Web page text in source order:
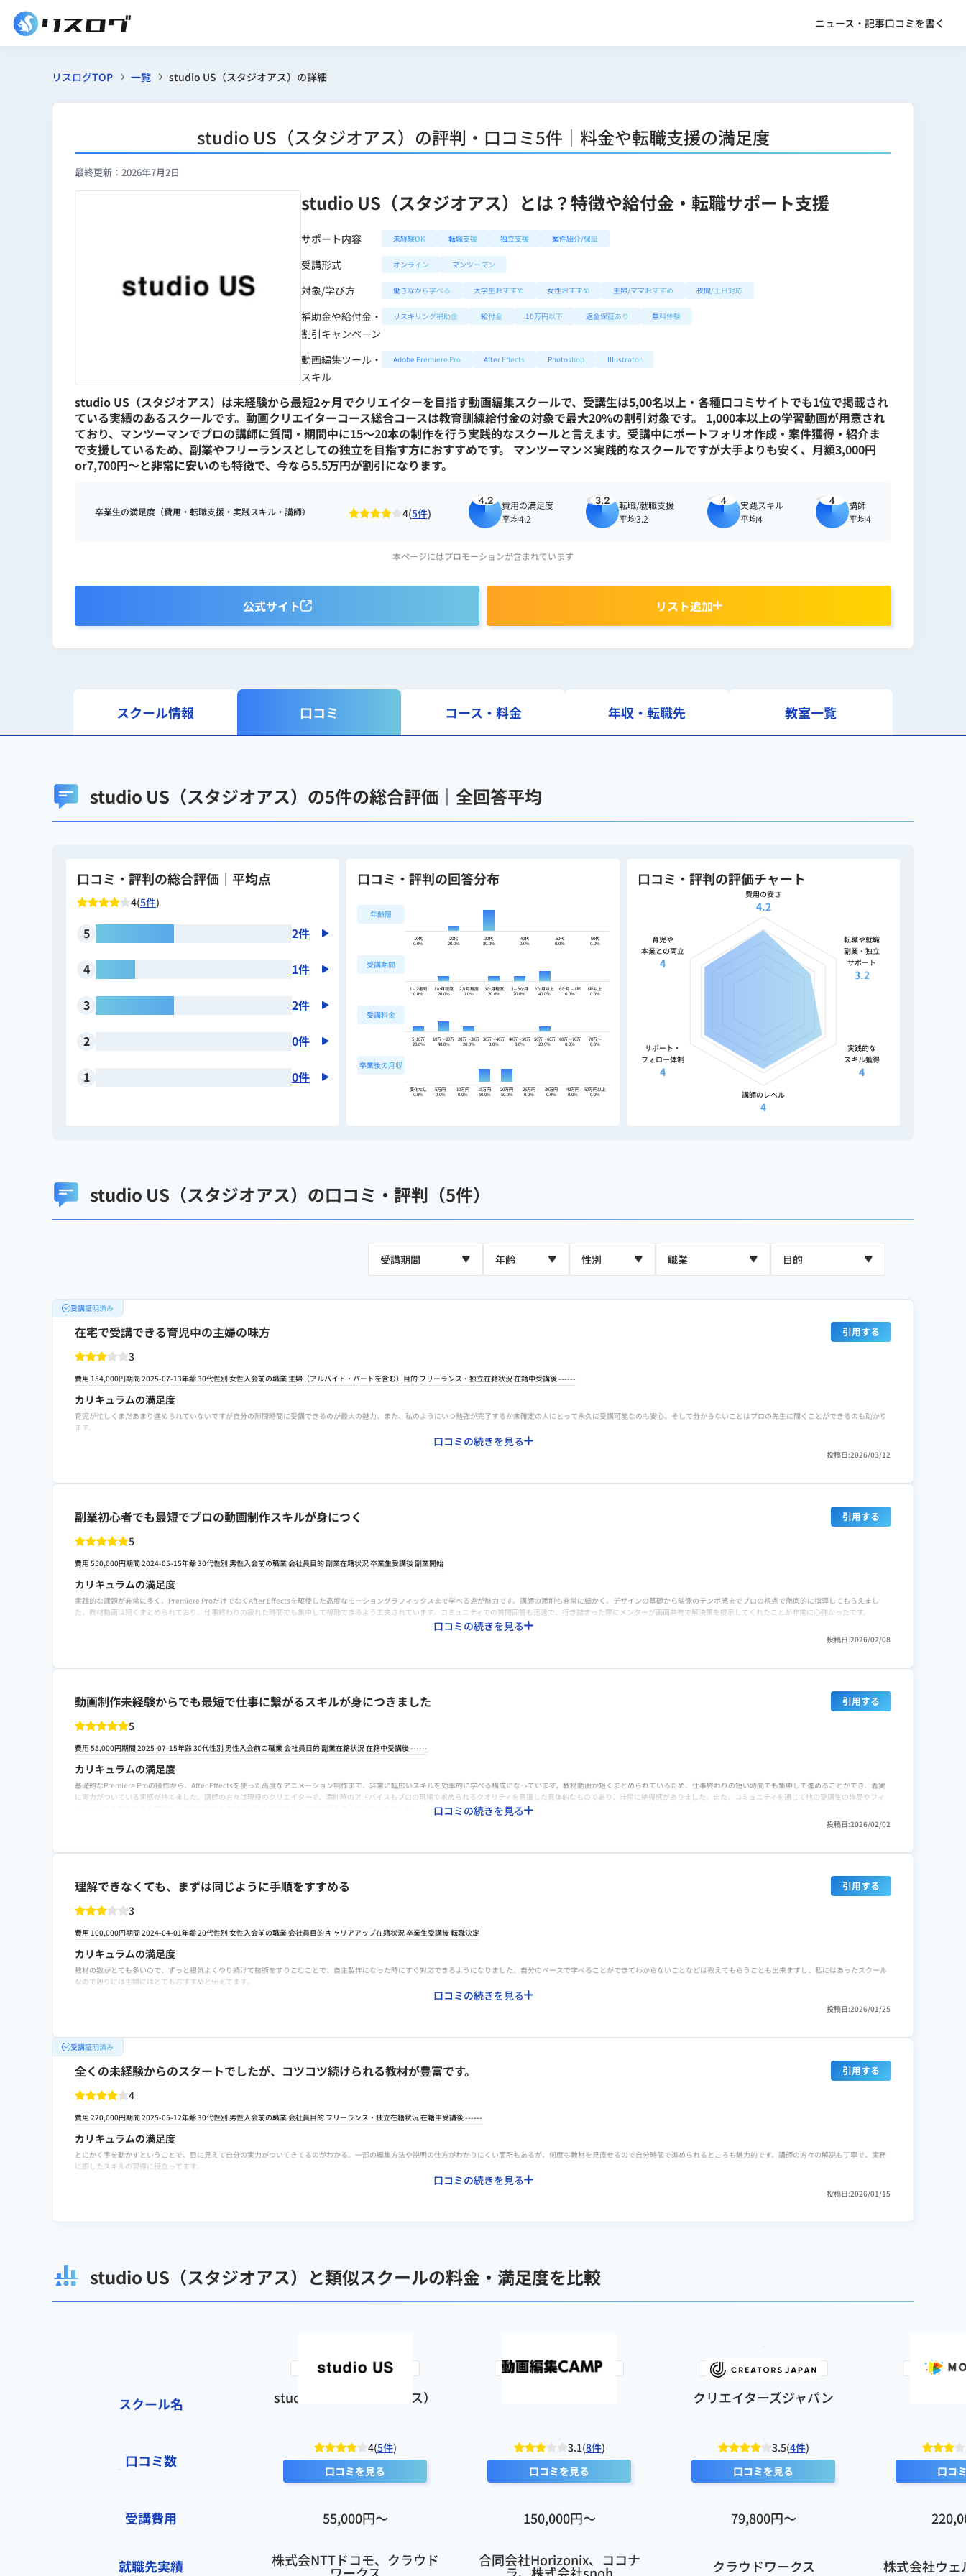
ニュース・記事口コミを書く
リスログTOP 一覧 studio US（スタジオアス）の詳細
studio US（スタジオアス）の評判・口コミ5件｜料金や転職支援の満足度
最終更新：2026年7月2日
studio US（スタジオアス）とは？特徴や給付金・転職サポート支援
サポート内容 未経験OK 転職支援 独立支援 案件紹介/保証
受講形式 オンライン マンツーマン
対象/学び方 働きながら学べる 大学生おすすめ 女性おすすめ 主婦/ママおすすめ 夜間/土日対応
補助金や給付金・
割引キャンペーン
リスキリング補助金 給付金 10万円以下 返金保証あり 無料体験
動画編集ツール・
スキル
Adobe Premiere Pro After Effects Photoshop Illustrator
studio US（スタジオアス）は未経験から最短2ヶ月でクリエイターを目指す動画編集スクールで、受講生は5,00名以上・各種口コミサイトでも1位で掲載され
ている実績のあるスクールです。動画クリエイターコース総合コースは教育訓練給付金の対象で最大20%の割引対象です。 1,000本以上の学習動画が用意され
ており、マンツーマンでプロの講師に質問・期間中に15〜20本の制作を行う実践的なスクールと言えます。受講中にポートフォリオ作成・案件獲得・紹介ま
で支援しているため、副業やフリーランスとしての独立を目指す方におすすめです。 マンツーマン×実践的なスクールですが大手よりも安く、月額3,000円
or7,700円〜と非常に安いのも特徴で、今なら5.5万円が割引になります。
卒業生の満足度（費用・転職支援・実践スキル・講師） 4(5件)
4.2
費用の満足度
平均4.2
3.2
転職/就職支援
平均3.2
4
実践スキル
平均4
4
講師
平均4
本ページにはプロモーションが含まれています
公式サイト リスト追加
スクール情報 口コミ コース・料金 年収・転職先 教室一覧
studio US（スタジオアス）の5件の総合評価｜全回答平均
口コミ・評判の総合評価｜平均点
4(5件)
5 2件
4 1件
3 2件
2 0件
1 0件
口コミ・評判の回答分布
年齢層
10代
0.0%
20代
20.0%
30代
80.0%
40代
0.0%
50代
0.0%
60代
0.0%
受講期間
1～2週間
0.0%
1か月程度
20.0%
2カ月程度
0.0%
3か月程度
20.0%
3～5か月
20.0%
6か月以上
40.0%
6か月～1年
0.0%
1年以上
0.0%
受講料金
5~10万
20.0%
10万〜20万
40.0%
20万〜30万
20.0%
30万〜40万
0.0%
40万〜50万
0.0%
50万〜60万
20.0%
60万〜70万
0.0%
70万〜
0.0%
卒業後の月収
変化なし
0.0%
5万円
0.0%
10万円
0.0%
15万円
50.0%
20万円
50.0%
25万円
0.0%
30万円
0.0%
40万円
0.0%
50万円以上
0.0%
口コミ・評判の評価チャート
費用の安さ
4.2
育児や
本業との両立
4
転職や就職
副業・独立
サポート
3.2
サポート・
フォロー体制
4
実践的な
スキル獲得
4
講師のレベル
4
studio US（スタジオアス）の口コミ・評判（5件）
受講証明済み
在宅で受講できる育児中の主婦の味方 引用する
3
費用 154,000円期間 2025-07-13年齢 30代性別 女性入会前の職業 主婦（アルバイト・パートを含む） 目的 フリーランス・独立在籍状況 在籍中受講後------
カリキュラムの満足度
育児が忙しくまだあまり進められていないですが自分の隙間時間に受講できるのが最大の魅力。また、私のようにいつ勉強が完了するか未確定の人にとって永久に受講可能なのも安心。そして分からないことはプロの先生に聞くことができるのも助かり
ます。
転職や就職/副業・独立サポートの満足度
スクールへの改善ポイント
動画を視聴しながらの受講なので分かりづらい部分はどうしてもあり、動画で使用されているAdobeソフトの画面と自分自身が使用しているソフトの仕様が異なるとつまづいてしまう。なのでもう少しリモートで直接教えてもらえる時間が週に2、3回あ
ったら気軽に参加できてこまめに不明点を解消できると良い。
検討者向けにおすすめポイント
在宅受講なので自分自身を律すれば独立までの道が手厚く用意されているサービスだと思います。講師だけではなく、同じ受講生が質問した内容などを見ることのできる掲示板サービスなどもあり、助かります。
口コミの続きを見る
投稿日:2026/03/12
副業初心者でも最短でプロの動画制作スキルが身につく 引用する
5
費用 550,000円期間 2024-05-15年齢 30代性別 男性入会前の職業 会社員目的副業在籍状況 卒業生受講後副業開始
カリキュラムの満足度
実践的な課題が非常に多く、Premiere ProだけでなくAfter Effectsを駆使した高度なモーショングラフィックスまで学べる点が魅力です。講師の添削も非常に細かく、デザインの基礎から映像のテンポ感までプロの視点で徹底的に指導してもらえまし
た。教材動画は短くまとめられており、仕事終わりの疲れた時間でも集中して視聴できるよう工夫されています。コミュニティでの質問回答も迅速で、行き詰まった際にメンターが画面共有で解決策を提示してくれたことが非常に心強かったです。
ックも多く学べました。
案件紹介のコミュニティが活発で、スクール卒業後すぐに小規模な広告動画の制作案件を受注することができました。キャリア相談では、自分の今のスキルセットでどの価格帯の案件を狙うべきか具体的なアドバイスをもらえたのが大きかったです。特
る内容でした。
スクールへの改善ポイント
教材のアップデート頻度をもっと上げ、最新のAI動画生成ツールや流行の編集スタイルに関するトピックをより早くカリキュラムに反映してほしいです。また、受講生同士の横の繋がりを強化するためのオフラインイベントや、地域別のコミュニティがさ
らに充実すると、モチベーションの維持に繋がると感じました。案件紹介についても、中級者以上の高単価案件の枠がもう少し増えると、卒業後のステップアップがよりスムーズになると思います。メンターの指名制度などがあれば、なお満足度が高ま
るはずです。
動画編集を単なる作業としてではなく、稼げる技術として学びたい人に最適です。教材は24時間いつでも見放題なので、忙しい会社員でも自分のペースで進められます。講師は第一線で活躍するプロばかりで、現場で本当に必要な知識だけを効率よく吸
口コミの続きを見る
投稿日:2026/02/08
動画制作未経験からでも最短で仕事に繋がるスキルが身につきました 引用する
5
費用 55,000円期間 2025-07-15年齢 30代性別 男性入会前の職業 会社員目的副業在籍状況 在籍中受講後------
カリキュラムの満足度
基礎的なPremiere Proの操作から、After Effectsを使った高度なアニメーション制作まで、非常に幅広いスキルを効率的に学べる構成になっています。教材動画が短くまとめられているため、仕事終わりの短い時間でも集中して進めることができ、着実
に実力がついている実感が持てました。講師の方々は現役のクリエイターで、添削時のアドバイスもプロの現場で求められるクオリティを意識した具体的なものであり、非常に納得感がありました。また、コミュニティを通じて他の受講生の作品やフィ
させる要因です。プロ仕様のソフトの使い方だけでなく、案件獲得のための営業手法やポートフォリオ作成のノウハウまで含まれていることを考えれば、初期投資としては非常に良心的な価格設定だと感じています。最新の技術トレンドに合わせたアッ
転職や就職/副業・独立サポートの満足度
成についても、現役プロの視点から「選ばれるための見せ方」を具体的に指導してもらえたおかげで、クラウドソーシングでの提案が通りやすくなりました。キャリア相談では、今後の独立に向けた具体的なステップや単価交渉のやり方など、実務に即
全体的な満足度は非常に高いですが、教材の数が非常に多いため、特定のテクニックを探したい時の検索機能がさらに強化されると嬉しいです。また、After Effectsの高度なレッスンにおいては、初心者が躓きやすいポイントについて、もう少し補足資
料や逆引き辞書のようなものがあると、よりスムーズに理解が進むと感じました。サポート面では、質問への回答が非常に丁寧な分、週末などの混雑時には返信までに少し時間がかかることがあるため、緊急時の対応やFAQの充実がさらに進むことを期
待しています。コミュニティの交流イベントがもっと頻繁に開催されると、横の繋がりが強まり、さらに良い刺激になると思います。
口コミの続きを見る
投稿日:2026/02/02
理解できなくても、まずは同じように手順をすすめる 引用する
3
費用 100,000円期間 2024-04-01年齢 20代性別 女性入会前の職業 会社員目的 キャリアアップ在籍状況 卒業生受講後転職決定
カリキュラムの満足度
教材の数がとても多いので、ずっと根気よくやり続けて技術をすりこむことで、自主製作になった時にすぐ対応できるようになりました。自分のペースで学べることができてわからないことなどは教えてもらうことも出来ますし、私にはあったスクール
なので周りには主婦にはとてもおすすめと伝えてます。
転職や就職/副業・独立サポートの満足度
講師の方が何人かいらっしゃるので柔軟にわからない事は対応していただけて、とても丁寧に受講者目線で1から教えていただけます。講師が制作動画を真似して制作していくのですが、わからない点などは柔軟に対応してくれますし、出来上がったもの
なども確認していただけます。 個人での動画制作などもわからないところは担当の講師に質問したりできるのでとても助かりました。
スクールへの改善ポイント
勉強の手順がしっかり設定されており、初心者でも取り組みやすいなと感じました。 全体的にとっても分かりやすい！ 私的には女性の講師さんがの動画の説明が分かりやすくて好きです。総合コースはずっと通えるのでとてもおすすめしたいと思ってま
す。 動画編集について 周りの人にも何回か聞かれるのですが、毎回おすすめしています。 ただ、費用が他のスクールより高いのが残念です。
検討者向けにおすすめポイント
パソコンが不慣れなは人でもわかりやすいように、ひとつひとつ丁寧に説明しながら進めてくれるので、挫折することがなかったから。アフターエフェクトを学ぼうと思えば、講座数も多いので他のスクールに比べれば高い方ではないと思います。 副業
として案件を頂けるようになったのでスクールの受講料金は回収することができましたが、自己投資としては高価な金額かなともかんじました。
口コミの続きを見る
投稿日:2026/01/25
受講証明済み
全くの未経験からのスタートでしたが、コツコツ続けられる教材が豊富です。 引用する
4
費用 220,000円期間 2025-05-12年齢 30代性別 男性入会前の職業 会社員目的 フリーランス・独立在籍状況 在籍中受講後------
カリキュラムの満足度
とにかく手を動かすということで、目に見えて自分の実力がついてきてるのがわかる。一部の編集方法や説明の仕方がわかりにくい箇所もあるが、何度も教材を見直せるので自分時間で進められるところも魅力的です。講師の方々の解説も丁寧で、実務
に即したスキルの習得に役立ってます。
転職や就職/副業・独立サポートの満足度
カリキュラムの教材が古いものもあったので、随時最新のトレンドを反映した内容に更新してもらえた方が良かったです。講師によって教え方のレベルに差があるので、指導品質を統一してもらうのと、より丁寧なフィードバック体制を整えてもらえれ
ばいいかと思います。
検討者向けにおすすめポイント
口コミの続きを見る
投稿日:2026/01/15
studio US（スタジオアス）と類似スクールの料金・満足度を比較
スクール名 studio US（スタジオアス） クリエイターズジャパン
口コミ数
4(5件)
口コミを見る
3.1(8件)
口コミを見る
3.5(4件)
口コミを見る
口コ
受講費用 55,000円〜 150,000円〜 79,800円〜
就職先実績 株式会NTTドコモ、クラウド
ワークス
合同会社Horizonix、ココナ
ラ、株式会社snoh クラウドワークス 株式会社ウェ